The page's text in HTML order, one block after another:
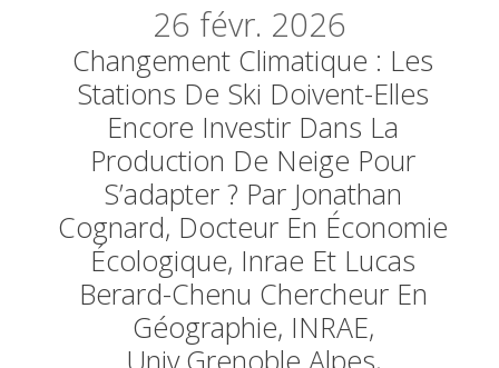
26 févr. 2026
Changement Climatique : Les
Stations De Ski Doivent-Elles
Encore Investir Dans La
Production De Neige Pour
S’adapter ? Par Jonathan
Cognard, Docteur En Économie
Écologique, Inrae Et Lucas
Berard-Chenu Chercheur En
Géographie, INRAE,
Univ.Grenoble Alpes,